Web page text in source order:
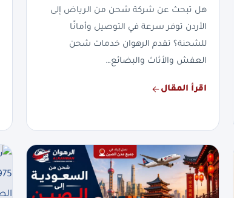
هل تبحث عن شركة شحن من الرياض إلى
الأردن توفر سرعة في التوصيل وأمانًا
للشحنة؟ تقدم الرهوان خدمات شحن
العفش والأثاث والبضائع…
اقرأ المقال